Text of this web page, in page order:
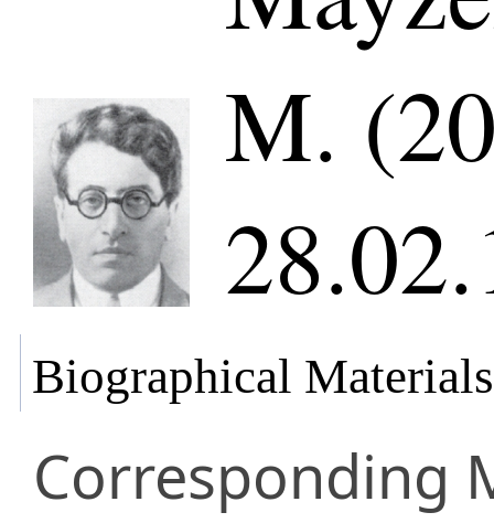
M.
Biographical Materials
Corresponding